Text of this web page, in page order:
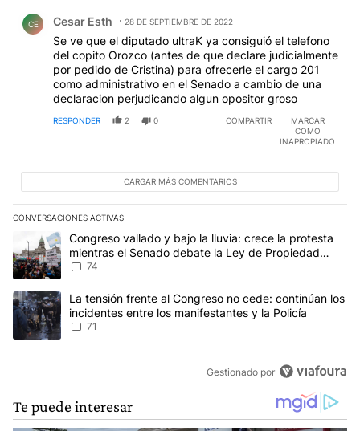
CE Cesar Esth 28 DE SEPTIEMBRE DE 2022
Se ve que el diputado ultraK ya consiguió el telefono
del copito Orozco (antes de que declare judicialmente
por pedido de Cristina) para ofrecerle el cargo 201
como administrativo en el Senado a cambio de una
declaracion perjudicando algun opositor groso
RESPONDER 2 0 COMPARTIR
MARCAR
COMO
INAPROPIADO
CARGAR MÁS COMENTARIOS
CONVERSACIONES ACTIVAS
Este listado muestra los artículos con más comentarios en los
Un artículo de tendencia con el título "Congreso vallado y bajo
Congreso vallado y bajo la lluvia: crece la protesta
mientras el Senado debate la Ley de Propiedad
Privada
74
Un artículo de tendencia con el título "La tensión frente al
La tensión frente al Congreso no cede: continúan los
incidentes entre los manifestantes y la Policía
71
Gestionado por